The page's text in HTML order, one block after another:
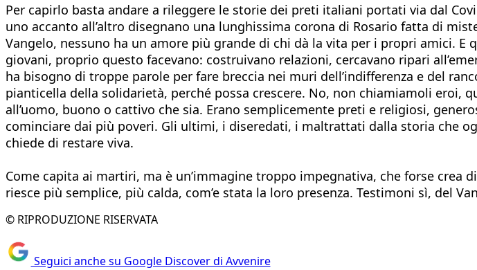
Per capirlo basta andare a rileggere le storie dei preti italiani portati via dal
uno accanto all’altro disegnano una lunghissima corona di Rosario fatta di
Vangelo, nessuno ha un amore più grande di chi dà la vita per i propri amici.
giovani, proprio questo facevano: costruivano relazioni, cercavano ripari
ha bisogno di troppe parole per fare breccia nei muri dell’indifferenza e del
pianticella della solidarietà, perché possa crescere. No, non chiamiamoli
all’uomo, buono o cattivo che sia. Erano semplicemente preti e religiosi,
cominciare dai più poveri. Gli ultimi, i diseredati, i maltrattati dalla storia che
chiede di restare viva.
Come capita ai martiri, ma è un’immagine troppo impegnativa, che forse
riesce più semplice, più calda, com’e stata la loro presenza. Testimoni sì, del
© RIPRODUZIONE RISERVATA
Seguici anche su Google Discover di Avvenire